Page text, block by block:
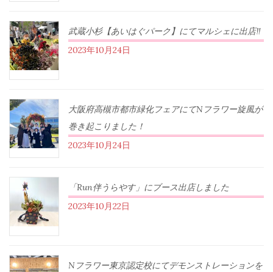
武蔵小杉【あいはぐパーク】にてマルシェに出店‼︎
2023年10月24日
大阪府高槻市都市緑化フェアにてNフラワー旋風が
巻き起こりました！
2023年10月24日
「Run伴うらやす」にブース出店しました
2023年10月22日
Nフラワー東京認定校にてデモンストレーションを